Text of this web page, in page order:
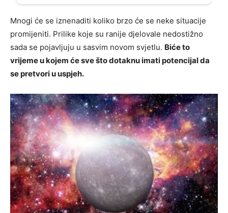
Mnogi će se iznenaditi koliko brzo će se neke situacije
promijeniti. Prilike koje su ranije djelovale nedostižno
sada se pojavljuju u sasvim novom svjetlu. Biće to
vrijeme u kojem će sve što dotaknu imati potencijal da
se pretvori u uspjeh.